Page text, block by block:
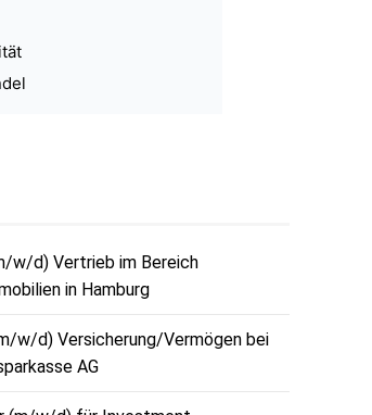
w/d) Vertrieb im Bereich
in Hamburg
w/d) Versicherung/Vermögen bei
AG